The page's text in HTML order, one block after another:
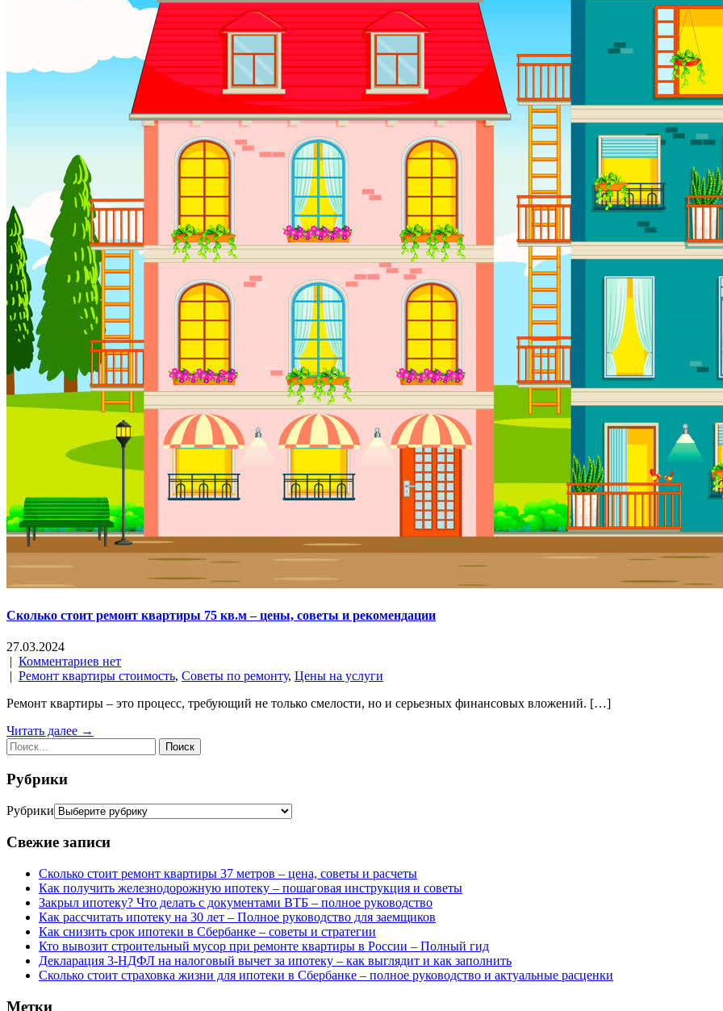
Сколько стоит ремонт квартиры 75 кв.м – цены, советы и рекомендации
27.03.2024
| Комментариев нет
| Ремонт квартиры стоимость, Советы по ремонту, Цены на услуги
Ремонт квартиры – это процесс, требующий не только смелости, но и серьезных финансовых вложений. […]
Читать далее →
Рубрики
Рубрики
Свежие записи
Сколько стоит ремонт квартиры 37 метров – цена, советы и расчеты
Как получить железнодорожную ипотеку – пошаговая инструкция и советы
Закрыл ипотеку? Что делать с документами ВТБ – полное руководство
Как рассчитать ипотеку на 30 лет – Полное руководство для заемщиков
Как снизить срок ипотеки в Сбербанке – советы и стратегии
Кто вывозит строительный мусор при ремонте квартиры в России – Полный гид
Декларация 3-НДФЛ на налоговый вычет за ипотеку – как выглядит и как заполнить
Сколько стоит страховка жизни для ипотеки в Сбербанке – полное руководство и актуальные расценки
Метки